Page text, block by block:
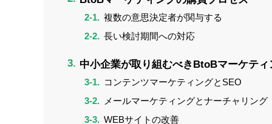
複数の意思決定者が関与する
長い検討期間への対応
中小企業が取り組むべきBtoBマーケティ
コンテンツマーケティングとSEO
メールマーケティングとナーチャリング
WEBサイトの改善